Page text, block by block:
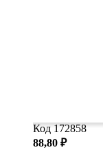
Код 172858
88,80 ₽